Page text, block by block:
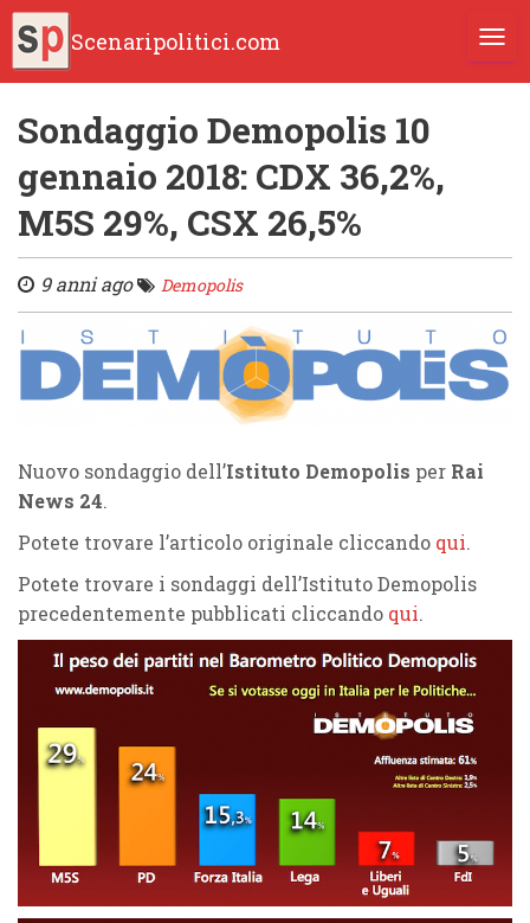
Scenaripolitici.com
Sondaggio Demopolis 10
gennaio 2018: CDX 36,2%,
M5S 29%, CSX 26,5%
9 anni ago Demopolis
Nuovo sondaggio dell’Istituto Demopolis per Rai
News 24.
Potete trovare l’articolo originale cliccando qui.
Potete trovare i sondaggi dell’Istituto Demopolis
precedentemente pubblicati cliccando qui.